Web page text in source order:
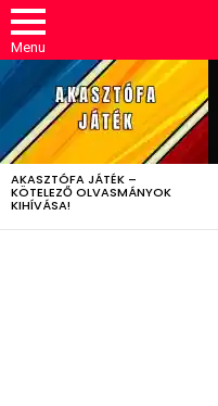
Menu
LATEST
STORIES
AKASZTÓFA JÁTÉK –
KÖTELEZŐ OLVASMÁNYOK
KIHÍVÁSA!